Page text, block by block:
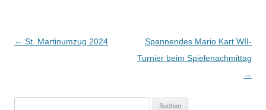
Beitragsnavigation
← St. Martinumzug 2024
Spannendes Mario Kart WII-
Turnier beim Spielenachmittag
→